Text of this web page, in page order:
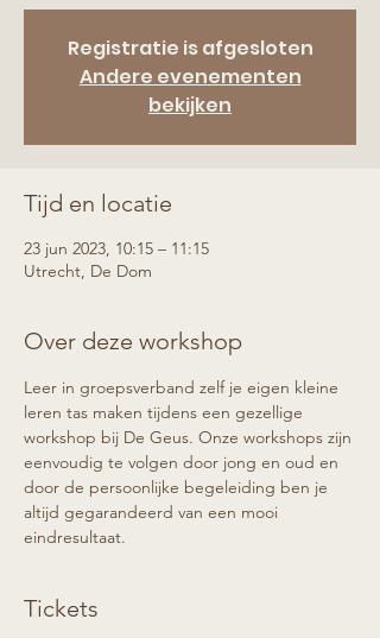
Registratie is afgesloten
Andere evenementen
bekijken
Tijd en locatie
23 jun 2023, 10:15 – 11:15
Utrecht, De Dom
Over deze workshop
Leer in groepsverband zelf je eigen kleine
leren tas maken tijdens een gezellige
workshop bij De Geus. Onze workshops zijn
eenvoudig te volgen door jong en oud en
door de persoonlijke begeleiding ben je
altijd gegarandeerd van een mooi
eindresultaat.
Tickets